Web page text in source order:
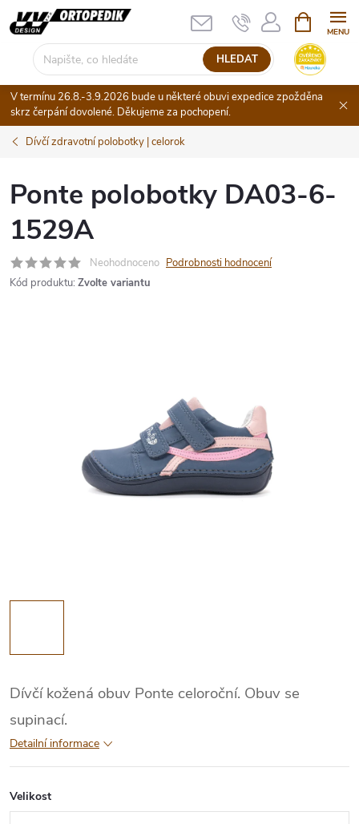
Přejít
na
HLEDAT
NÁKUPNÍ
KOŠÍK
V termínu 26.8.-3.9.2026 bude u některé obuvi expedice zpožděna
skrz čerpání dovolené. Děkujeme za pochopení.
Dívčí zdravotní polobotky | celorok
Ponte polobotky DA03-6-
1529A
Neohodnoceno Podrobnosti hodnocení
Kód produktu: Zvolte variantu
Dívčí kožená obuv Ponte celoroční. Obuv se
supinací.
Detailní informace
Velikost